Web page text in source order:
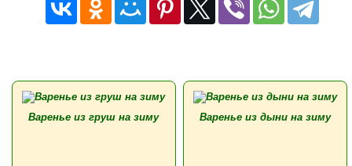
Варенье из груш на зиму Варенье из дыни на зиму